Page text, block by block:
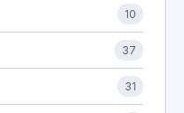
10
37
31